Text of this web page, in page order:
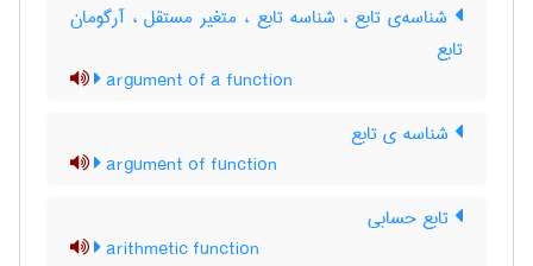
شناسه‌ی تابع ، شناسه تابع ، متغیر مستقل ، آرگومان
تابع
argument of a function
شناسه ی تابع
argument of function
تابع حسابی
arithmetic function